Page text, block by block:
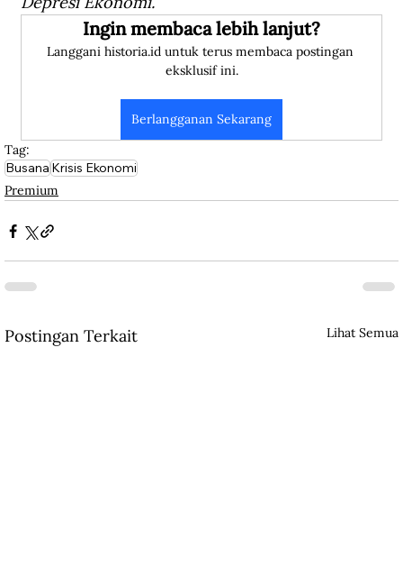
Ingin membaca lebih lanjut?
Langgani historia.id untuk terus membaca postingan
eksklusif ini.
Berlangganan Sekarang
Tag:
BusanaKrisis Ekonomi
Premium
Postingan Terkait Lihat Semua